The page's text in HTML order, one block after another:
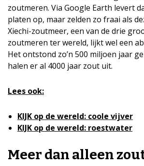
zoutmeren. Via Google Earth levert
platen op, maar zelden zo fraai als
Xiechi-zoutmeer, een van de drie
zoutmeren ter wereld, lijkt wel een
Het ontstond zo’n 500 miljoen jaar
halen er al 4000 jaar zout uit.
Lees ook:
KIJK op de wereld: coole vijver
KIJK op de wereld: roestwater
Meer dan alleen